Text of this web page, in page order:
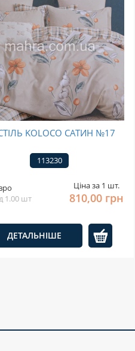
KOLOCO САТИН №17
113230
1.00 шт
Ціна за 1 шт.
810,00 грн
ДЕТАЛЬНІШЕ